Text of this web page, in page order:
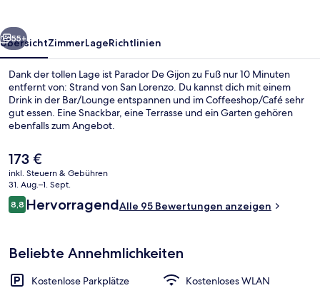
Weiter
55+
ÜbersichtZimmerLageRichtlinien
Dank der tollen Lage ist Parador De Gijon zu Fuß nur 10 Minuten
entfernt von: Strand von San Lorenzo. Du kannst dich mit einem
Drink in der Bar/Lounge entspannen und im Coffeeshop/Café sehr
gut essen. Eine Snackbar, eine Terrasse und ein Garten gehören
ebenfalls zum Angebot.
Der
aktuelle
Preis
beträgt
173 €.
173 €
inkl. Steuern & Gebühren
31. Aug.–1. Sept.
Bewertungen
8,88,8 von 10.
HervorragendAlle 95 Bewertungen anzeigen
Beliebte Annehmlichkeiten
Kostenlose Parkplätze
Kostenloses WLAN